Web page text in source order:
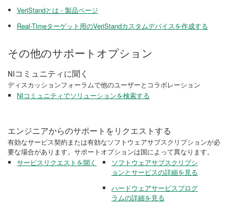
VeriStandとは - 製品ページ
Real-Timeターゲット用のVeriStandカスタムデバイスを作成する
その他のサポートオプション
NIコミュニティに聞く
ディスカッションフォーラムで他のユーザーとコラボレーション
NIコミュニティでソリューションを検索する
エンジニアからのサポートをリクエストする
有効なサービス契約または有効なソフトウェアサブスクリプションが必
要な場合があります。サポートオプションは国によって異なります。
サービスリクエストを開く
ソフトウェアサブスクリプシ
ョンとサービスの詳細を見る
ハードウェアサービスプログ
ラムの詳細を見る